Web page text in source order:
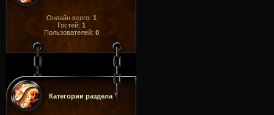
Онлайн всего: 1
Гостей: 1
Пользователей: 0
Категории раздела